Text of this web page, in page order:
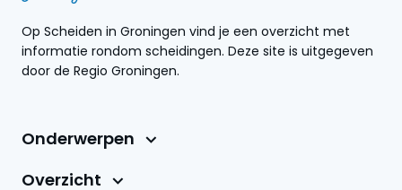
Op Scheiden in Groningen vind je een overzicht met
informatie rondom scheidingen. Deze site is uitgegeven
door de Regio Groningen.
Onderwerpen
Overzicht